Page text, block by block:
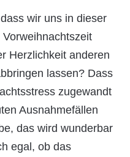
wir uns in dieser
Herzlichkeit anderen
lassen? Dass
zugewandt
Ausnahmefällen
das wird wunderbar
egal, ob das